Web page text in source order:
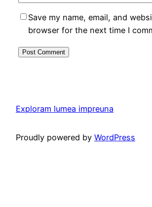
Save my name, email, and
browser for the next time I
Exploram lumea impreuna
Proudly powered by WordPress